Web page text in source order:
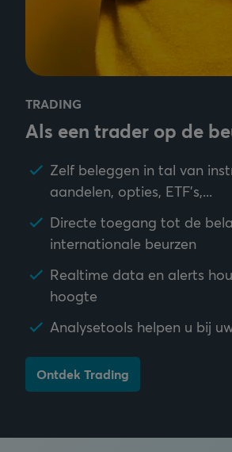
TRADING
Als een trader op de
Zelf beleggen in tal van
aandelen, opties, ETF's,...
Directe toegang tot de
internationale beurzen
Realtime data en alerts
hoogte
Analysetools helpen u bij
Ontdek Trading